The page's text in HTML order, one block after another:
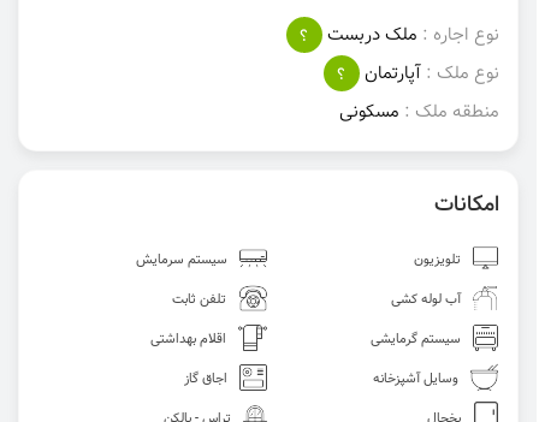
نوع اجاره : ملک دربست
؟
نوع ملک : آپارتمان
؟
منطقه ملک : مسکونی
امکانات
تلویزیون
سیستم سرمایش
آب لوله کشی
تلفن ثابت
سیستم گرمایشی
اقلام بهداشتی
وسایل آشپزخانه
اجاق گاز